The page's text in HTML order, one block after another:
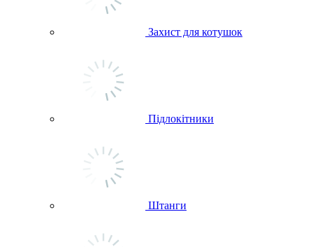
Захист для котушок
Підлокітники
Штанги